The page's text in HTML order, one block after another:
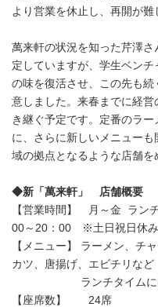
より営業を休止し、再開が難
萬来軒の状況を知った芹澤
定していますが、学生ベンチ
の味を復活させ、この先も
意しました。来春までに経営
き継ぐ予定です。定番のラ
に、さらに新しいメニュー
域の拠点となるような店舗を
◆新「萬来軒」 店舗概要
【営業時間】 月～金 ラン
00～20：00 ※土日祝日休み
【メニュー】 ラーメン、チ
カツ、唐揚げ、エビチリなど
ランチタイムには
【座席数】 24席